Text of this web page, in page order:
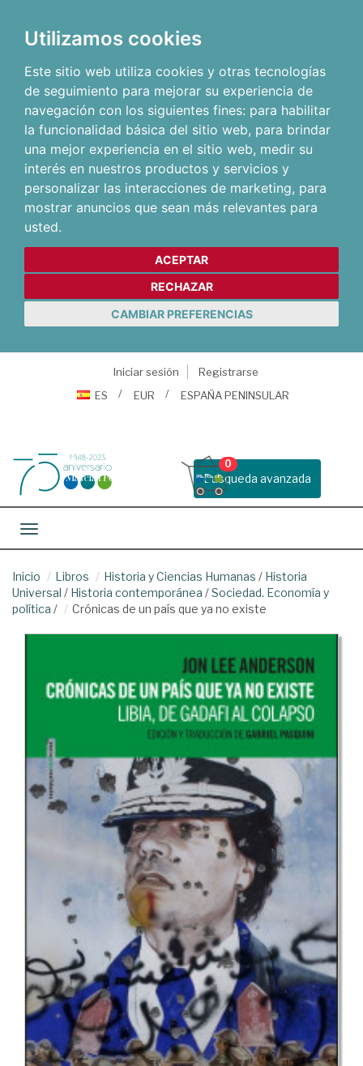
Utilizamos cookies
Este sitio web utiliza cookies y otras tecnologías
de seguimiento para mejorar su experiencia de
navegación con los siguientes fines: para habilitar
la funcionalidad básica del sitio web, para brindar
una mejor experiencia en el sitio web, medir su
interés en nuestros productos y servicios y
personalizar las interacciones de marketing, para
mostrar anuncios que sean más relevantes para
usted.
ACEPTAR
RECHAZAR
CAMBIAR PREFERENCIAS
Iniciar sesión
Registrarse
ES
EUR ESPAÑA PENINSULAR
Busqueda avanzada
0
Toggle navigation
Inicio Libros Historia y Ciencias Humanas / Historia
Universal / Historia contemporánea /Sociedad. Economía y
política / Crónicas de un país que ya no existe